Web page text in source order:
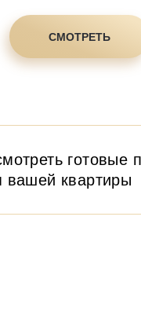
СМОТРЕТЬ
готовые
вашей квартиры